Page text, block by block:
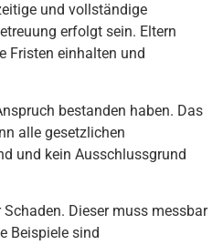
und vollständige
erfolgt sein. Eltern
Fristen einhalten und
bestanden haben. Das
alle gesetzlichen
und kein Ausschlussgrund
Dieser muss messbar
Beispiele sind